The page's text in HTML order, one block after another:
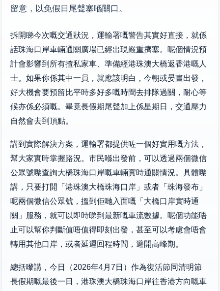
留意，以免假日尾聲塞喺關口。
拆開睇今次嘅交通狀況，運輸署嘅警告其實好直接，就係
話珠海口岸車輛通關廣場已經出現嚴重擠塞。呢個情況預
計會影響到所有揸私家車、準備經港珠澳大橋返香港嘅人
士。如果你係其中一員，就應該明白，今朝或晏晝出發，
好大機會要預留比平時多好多嘅時間去排隊過關，耐心等
候亦係必須嘅。畢竟長假期尾聲加上係星期日，交通壓力
自然會去到頂點。
講到實際解決方案，運輸署都提供咗一個好實用嘅方法，
幫大家實時掌握路況。市民喺出發前，可以透過兩個微信
公眾號嚟查詢大橋珠海口岸嘅車輛實時通關情況。具體嚟
講，只要打開「港珠澳大橋珠海口岸」或者「珠海發布」
呢兩個微信公眾號，搵到佢哋入面嘅「大橋口岸實時通
關」服務，就可以即時睇到最新嘅車流數據。呢個功能唔
止可以幫你判斷值唔值得即刻出發，甚至可以考慮會唔會
轉用其他口岸，或者延遲回程時間，避開高峰期。
總括嚟講，今日（2026年4月7日）作為復活節同清明節
長假期嘅最後一日，港珠澳大橋珠海口岸往香港方向嘅車